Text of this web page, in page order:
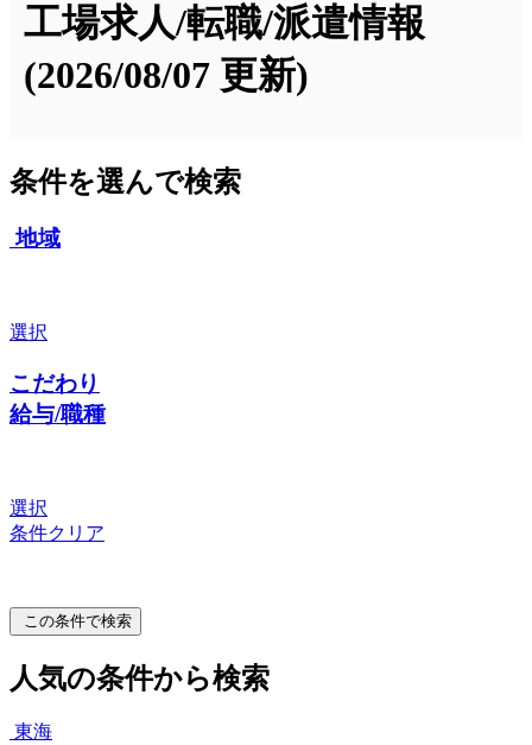
工場求人/転職/派遣情報
(2026/08/07 更新)
条件を選んで検索
地域
選択
こだわり
給与/職種
選択
条件クリア
この条件で検索
人気の条件から検索
東海